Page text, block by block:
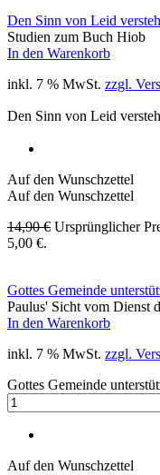
Den Sinn von Leid
Studien zum Buch Hiob
In den Warenkorb
inkl. 7 % MwSt. zzgl.
Den Sinn von Leid
Auf den Wunschzettel
Auf den Wunschzettel
14,90€ Ursprünglicher
5,00 €.
Gottes Gemeinde
Paulus' Sicht vom Dienst
In den Warenkorb
inkl. 7 % MwSt. zzgl.
Gottes Gemeinde
Auf den Wunschzettel